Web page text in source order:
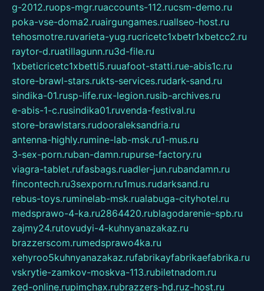
g-2012.ruops-mgr.ruaccounts-112.rucsm-demo.ru
poka-vse-doma2.ruairgungames.ruallseo-host.ru
tehosmotre.ruvarieta-yug.rucricetc1xbetr1xbetcc2.ru
raytor-d.ruatillagunn.ru3d-file.ru
1xbeticricetc1xbetti5.ruuafoot-statti.rue-abis1c.ru
store-brawl-stars.rukts-services.rudark-sand.ru
sindika-01.rusp-life.rux-legion.rusib-archives.ru
e-abis-1-c.rusindika01.ruvenda-festival.ru
store-brawlstars.rudooraleksandria.ru
antenna-highly.rumine-lab-msk.ru1-mus.ru
3-sex-porn.ruban-damn.rupurse-factory.ru
viagra-tablet.rufasbags.ruadler-jun.rubandamn.ru
fincontech.ru3sexporn.ru1mus.rudarksand.ru
rebus-toys.ruminelab-msk.rualabuga-cityhotel.ru
medsprawo-4-ka.ru2864420.rublagodarenie-spb.ru
zajmy24.rutovudyi-4-kuhnyanazakaz.ru
brazzerscom.rumedsprawo4ka.ru
xehyroo5kuhnyanazakaz.rufabrikayfabrikaefabrika.ru
vskrytie-zamkov-moskva-113.rubiletnadom.ru
zed-online.rupimchax.rubrazzers-hd.ruz-host.ru